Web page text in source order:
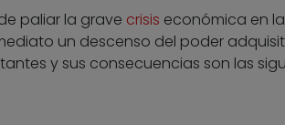
paliar la grave crisis económica en
un descenso del poder
y sus consecuencias son las